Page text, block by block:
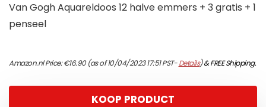
Van Gogh Aquareldoos 12 halve emmers + 3 gratis + 1
penseel
Amazon.nl Price:€16.90(as of 10/04/2023 17:51 PST-Details)&FREE Shipping.
KOOP PRODUCT